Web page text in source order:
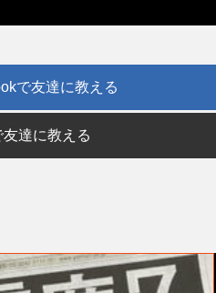
で友達に教える
友達に教える